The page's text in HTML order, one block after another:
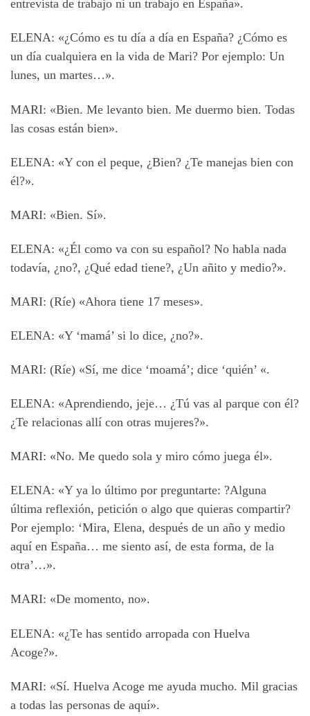
entrevista de trabajo ni un trabajo en España».
ELENA: «¿Cómo es tu día a día en España? ¿Cómo es
un día cualquiera en la vida de Mari? Por ejemplo: Un
lunes, un martes…».
MARI: «Bien. Me levanto bien. Me duermo bien. Todas
las cosas están bien».
ELENA: «Y con el peque, ¿Bien? ¿Te manejas bien con
él?».
MARI: «Bien. Sí».
ELENA: «¿Él como va con su español? No habla nada
todavía, ¿no?, ¿Qué edad tiene?, ¿Un añito y medio?».
MARI: (Ríe) «Ahora tiene 17 meses».
ELENA: «Y ‘mamá’ si lo dice, ¿no?».
MARI: (Ríe) «Sí, me dice ‘moamá’; dice ‘quién’ «.
ELENA: «Aprendiendo, jeje… ¿Tú vas al parque con él?
¿Te relacionas allí con otras mujeres?».
MARI: «No. Me quedo sola y miro cómo juega él».
ELENA: «Y ya lo último por preguntarte: ?Alguna
última reflexión, petición o algo que quieras compartir?
Por ejemplo: ‘Mira, Elena, después de un año y medio
aquí en España… me siento así, de esta forma, de la
otra’…».
MARI: «De momento, no».
ELENA: «¿Te has sentido arropada con Huelva
Acoge?».
MARI: «Sí. Huelva Acoge me ayuda mucho. Mil gracias
a todas las personas de aquí».